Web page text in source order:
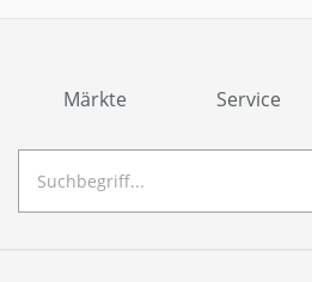
Märkte Service